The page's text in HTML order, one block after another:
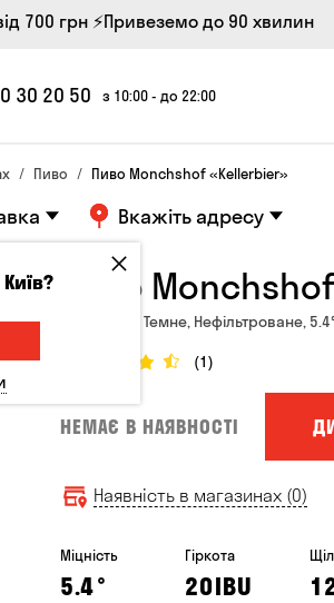
700 грн ⚡Привеземо до 90 хвилин
30 20 50 з 10:00 - до 22:00
Пиво Пиво Monchshof «Kellerbier»
Вкажіть адресу
Пиво
Німеччина, Темне, Нефільтроване,
(1)
НЕМАЄ В НАЯВНОСТІ
Наявність в магазинах (0)
Міцність
5.4°
Гіркота
20IBU
Київ?